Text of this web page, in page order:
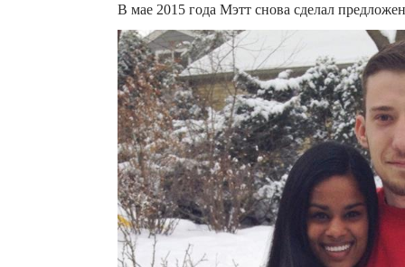
В мае 2015 года Мэтт снова сделал